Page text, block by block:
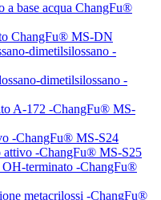
a base acqua ChangFu®
ChangFu® MS-DN
dimetilsilossano -
dimetilsilossano -
A-172 -ChangFu® MS-
-ChangFu® MS-S24
attivo -ChangFu® MS-S25
OH-terminato -ChangFu®
metacrilossi -ChangFu®